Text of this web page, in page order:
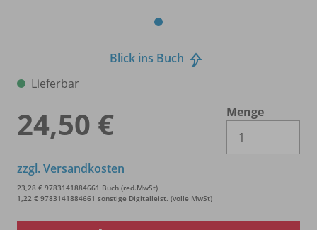
Blick ins Buch
Lieferbar
24,50 €
Menge
zzgl. Versandkosten
23,28 € 9783141884661 Buch (red.MwSt)
1,22 € 9783141884661 sonstige Digitalleist. (volle MwSt)